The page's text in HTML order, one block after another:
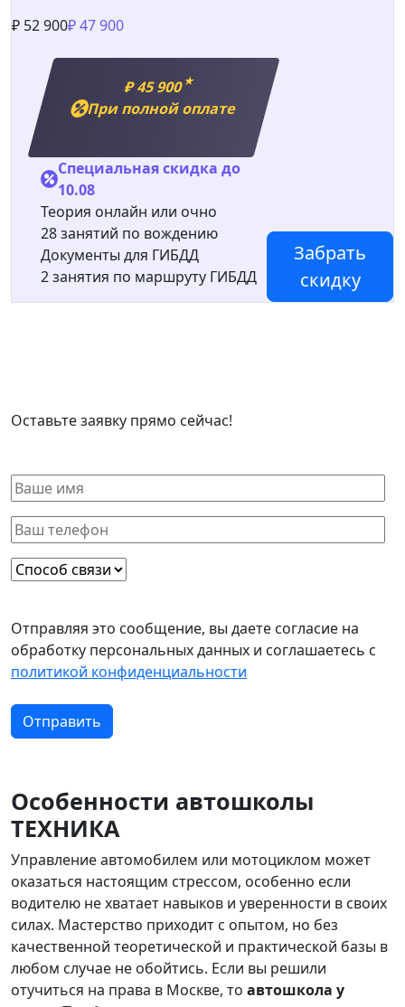
₽ 52 900₽ 47 900
₽ 45 900★
При полной оплате
Специальная скидка до
10.08
Теория онлайн или очно
28 занятий по вождению
Документы для ГИБДД
2 занятия по маршруту ГИБДД
Забрать
скидку
Оставьте заявку прямо сейчас!
Отправляя это сообщение, вы даете согласие на
обработку персональных данных и соглашаетесь c
политикой конфиденциальности
Особенности автошколы
ТЕХНИКА
Управление автомобилем или мотоциклом может
оказаться настоящим стрессом, особенно если
водителю не хватает навыков и уверенности в своих
силах. Мастерство приходит с опытом, но без
качественной теоретической и практической базы в
любом случае не обойтись. Если вы решили
отучиться на права в Москве, то автошкола у